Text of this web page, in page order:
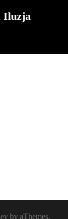
Iluzja
by aThemes.